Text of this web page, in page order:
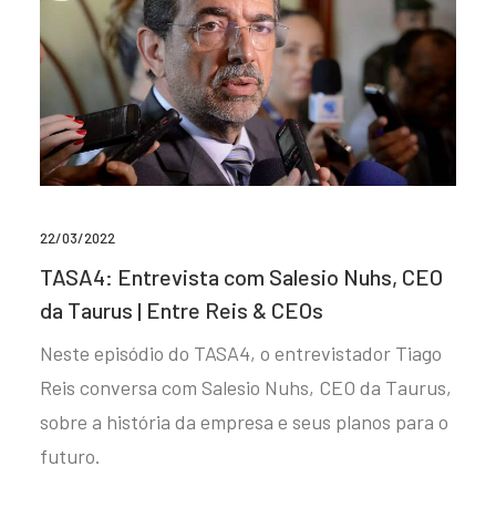
22/03/2022
TASA4: Entrevista com Salesio Nuhs, CEO
da Taurus | Entre Reis & CEOs
Neste episódio do TASA4, o entrevistador Tiago
Reis conversa com Salesio Nuhs, CEO da Taurus,
sobre a história da empresa e seus planos para o
futuro.